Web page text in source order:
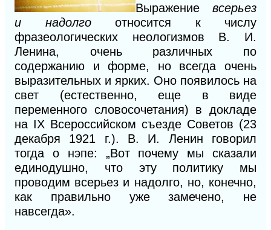
Выражение всерьез
и надолго относится к числу
фразеологических неологизмов B. И.
Ленина, очень различных по
содержанию иформе, но всегда очень
выразительных и ярких. Оно появилось на
свет (естественно, еще в виде
переменного словосочетания) в докладе
на IX Всероссийском съезде Советов (23
декабря 1921 г.). В. И. Ленин говорил
тогда о нэпе: „Вот почему мы сказали
единодушно, что эту политику мы
проводим всерьез и надолго, но, конечно,
как правильно уже замечено, не
навсегда».